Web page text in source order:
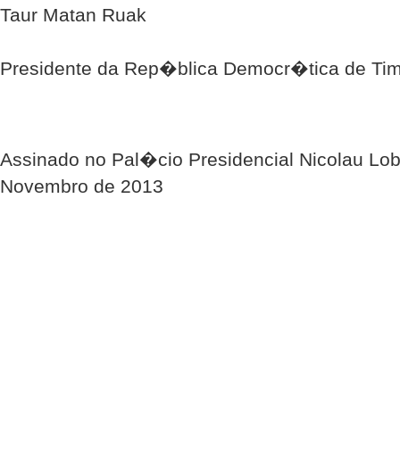
Taur Matan Ruak
Presidente da Rep�blica Democr�tica de
Assinado no Pal�cio Presidencial Nicolau
Novembro de 2013